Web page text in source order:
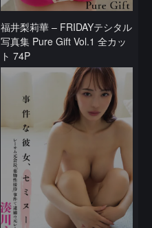
福井梨莉華 – FRIDAYテシタル
写真集 Pure Gift Vol.1 全カッ
ト 74P